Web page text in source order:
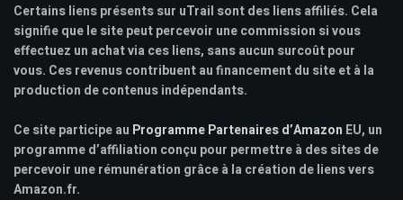
Certains liens présents sur uTrail sont des liens affiliés. Cela
signifie que le site peut percevoir une commission si vous
effectuez un achat via ces liens, sans aucun surcoût pour
vous. Ces revenus contribuent au financement du site et à la
production de contenus indépendants.
Ce site participe au Programme Partenaires d’Amazon EU, un
programme d’affiliation conçu pour permettre à des sites de
percevoir une rémunération grâce à la création de liens vers
Amazon.fr.